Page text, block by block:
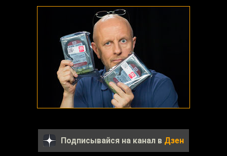
Подписывайся на канал в Дзен